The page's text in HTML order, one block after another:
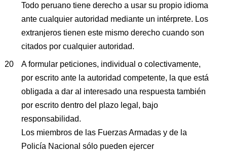
Todo peruano tiene derecho a usar su propio idioma
ante cualquier autoridad mediante un intérprete. Los
extranjeros tienen este mismo derecho cuando son
citados por cualquier autoridad.
A formular peticiones, individual o colectivamente,
por escrito ante la autoridad competente, la que está
obligada a dar al interesado una respuesta también
por escrito dentro del plazo legal, bajo
responsabilidad.
Los miembros de las Fuerzas Armadas y de la
Policía Nacional sólo pueden ejercer